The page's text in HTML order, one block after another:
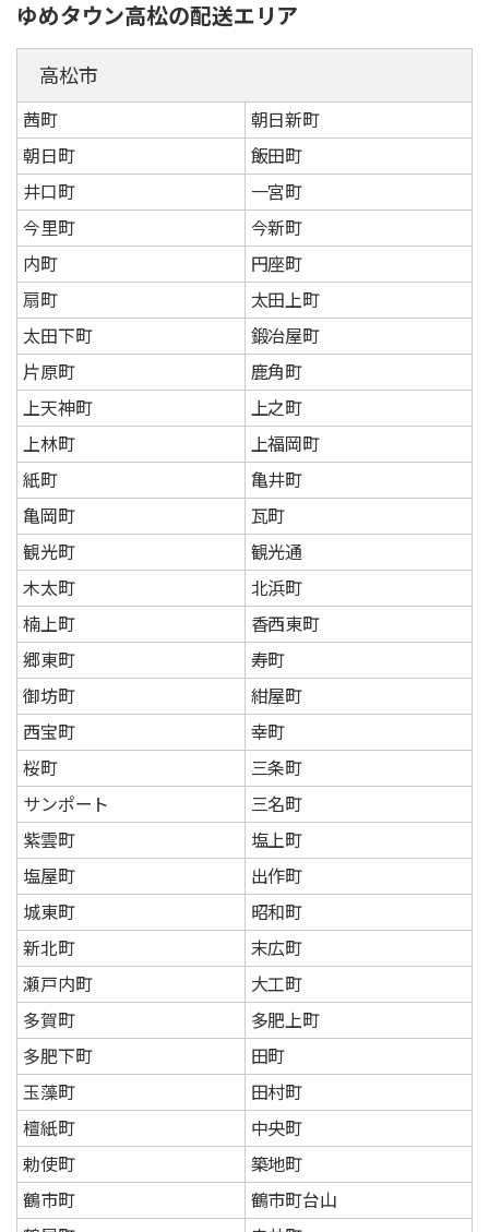
ゆめタウン高松の配送エリア
高松市
茜町
朝日新町
朝日町
飯田町
井口町
一宮町
今里町
今新町
内町
円座町
扇町
太田上町
太田下町
鍛冶屋町
片原町
鹿角町
上天神町
上之町
上林町
上福岡町
紙町
亀井町
亀岡町
瓦町
観光町
観光通
木太町
北浜町
楠上町
香西東町
郷東町
寿町
御坊町
紺屋町
西宝町
幸町
桜町
三条町
サンポート
三名町
紫雲町
塩上町
塩屋町
出作町
城東町
昭和町
新北町
末広町
瀬戸内町
大工町
多賀町
多肥上町
多肥下町
田町
玉藻町
田村町
檀紙町
中央町
勅使町
築地町
鶴市町
鶴市町台山